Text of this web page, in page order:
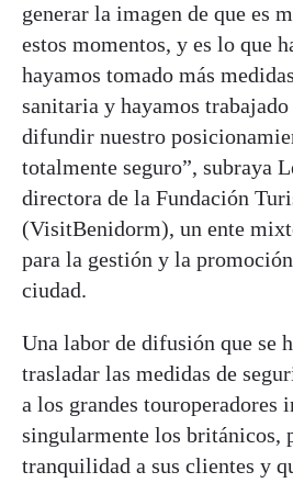
generar la imagen de que es
estos momentos, y es lo que
hayamos tomado más
sanitaria y hayamos
difundir nuestro
totalmente seguro”, subraya
directora de la Fundación
(VisitBenidorm), un ente
para la gestión y la
ciudad.
Una labor de difusión que se
trasladar las medidas de
a los grandes touroperadores
singularmente los británicos,
tranquilidad a sus clientes y